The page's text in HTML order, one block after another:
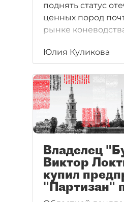
поднять статус
ценных пород
рынке
Юлия Куликова
Владелец
Виктор
купил
"Партизан"